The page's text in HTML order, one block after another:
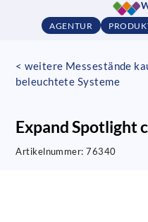
AGENTUR
< weitere Messestände
beleuchtete Systeme
Expand Spotlight
Artikelnummer:76340